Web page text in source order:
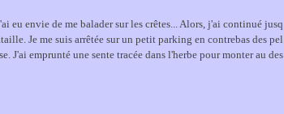
eu envie de me balader sur les crêtes... Alors, j'ai continué jusq
Je me suis arrêtée sur un petit parking en contrebas des pel
J'ai emprunté une sente tracée dans l'herbe pour monter au des